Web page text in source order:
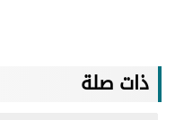
ذات صلة